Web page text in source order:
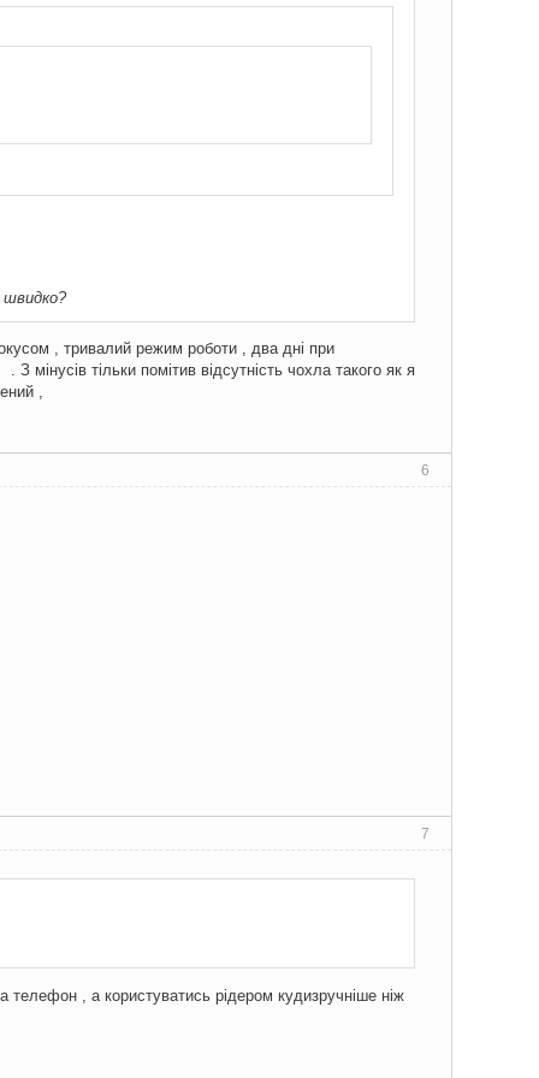
швидко?
, тривалий режим роботи , два дні при
тільки помітив відсутність чохла такого як я
,
6
7
телефон , а користуватись рідером кудизручніше ніж